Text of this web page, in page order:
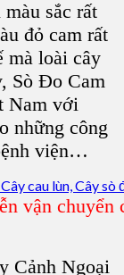
sắc rất
đỏ cam rất
mà loài cây
Sò Đo Cam
Nam với
những công
viện…
vận chuyển
Cảnh Ngoại